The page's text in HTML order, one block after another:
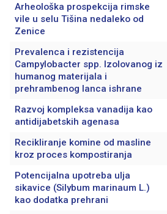
Arheološka prospekcija rimske
vile u selu Tišina nedaleko od
Zenice
Prevalenca i rezistencija
Campylobacter spp. Izolovanog iz
humanog materijala i
prehrambenog lanca ishrane
Razvoj kompleksa vanadija kao
antidijabetskih agenasa
Recikliranje komine od masline
kroz proces kompostiranja
Potencijalna upotreba ulja
sikavice (Silybum marinaum L.)
kao dodatka prehrani